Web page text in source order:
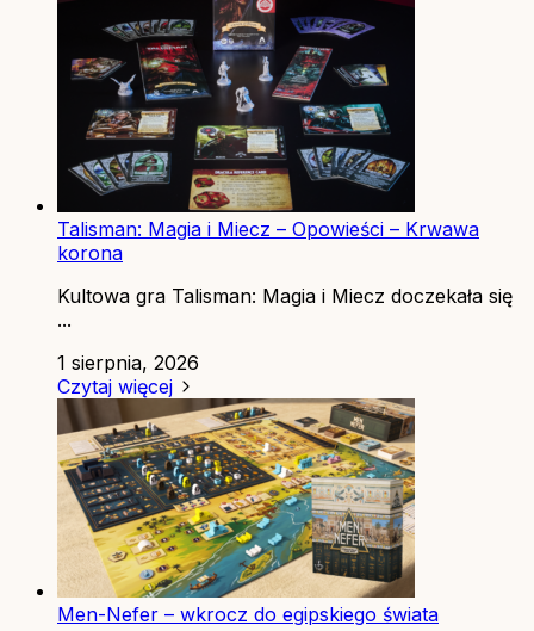
Talisman: Magia i Miecz – Opowieści – Krwawa
korona
Kultowa gra Talisman: Magia i Miecz doczekała się
...
1 sierpnia, 2026
Czytaj więcej
Men-Nefer – wkrocz do egipskiego świata